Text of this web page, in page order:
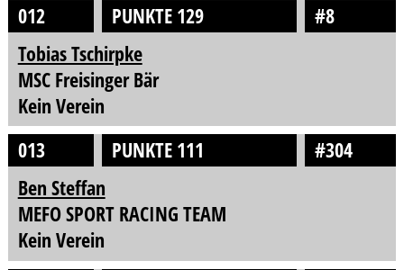
012
PUNKTE 129
#8
Tobias Tschirpke
MSC Freisinger Bär
Kein Verein
013
PUNKTE 111
#304
Ben Steffan
MEFO SPORT RACING TEAM
Kein Verein